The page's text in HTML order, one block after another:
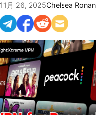
11月 26, 2025Chelsea Ronan